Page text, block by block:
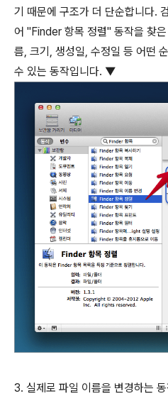
기 때문에 구조가 더 단순합니다.
어 "Finder 항목 정렬" 동작을 찾은
름, 크기, 생성일, 수정일 등 어떤
수 있는 동작입니다. ▼
3. 실제로 파일 이름을 변경하는